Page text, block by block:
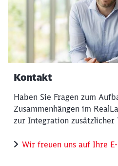
Kontakt
Haben Sie Fragen zum
Zusammenhängen im
zur Integration zusätzlicher
Wir freuen uns auf Ihre